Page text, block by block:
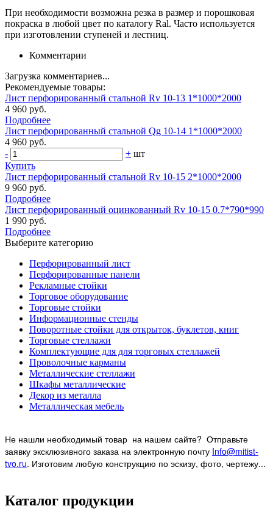
При необходимости возможна резка в размер и порошковая
покраска в любой цвет по каталогу Ral. Часто используется
при изготовлении ступеней и лестниц.
Комментарии
Загрузка комментариев...
Рекомендуемые товары:
Лист перфорированный стальной Rv 10-13 1*1000*2000
4 960 руб.
Подробнее
Лист перфорированный стальной Qg 10-14 1*1000*2000
4 960 руб.
-
+ шт
Купить
Лист перфорированный стальной Rv 10-15 2*1000*2000
9 960 руб.
Подробнее
Лист перфорированный оцинкованный Rv 10-15 0.7*790*990
1 990 руб.
Подробнее
Выберите категорию
Перфорированный лист
Перфорированные панели
Рекламные стойки
Торговое оборудование
Торговые стойки
Информационные стенды
Поворотные стойки для открыток, буклетов, книг
Торговые стеллажи
Комплектующие для для торговых стеллажей
Проволочные карманы
Металлические стеллажи
Шкафы металлические
Декор из металла
Металлическая мебель
Не нашли необходимый товар на нашем сайте? Отправьте
заявку эксклюзивного заказа на электронную почту Info@mitist-
tvo.ru. Изготовим любую конструкцию по эскизу, фото, чертежу...
Каталог продукции